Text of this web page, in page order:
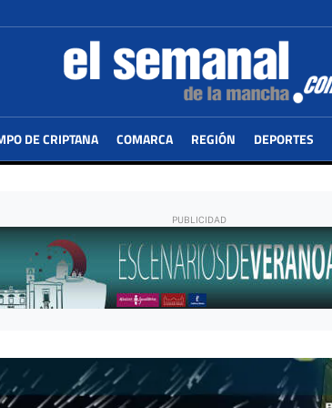
DE CRIPTANA COMARCA REGIÓN DEPORTES